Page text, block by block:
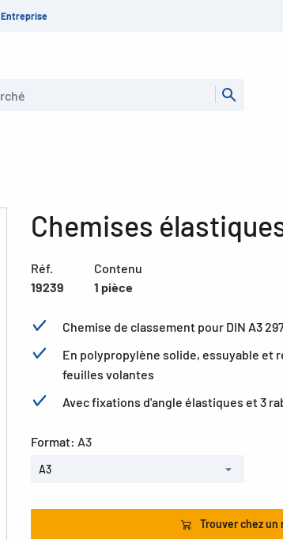
Entreprise
Chemises
Réf.
19239
Contenu
1 pièce
Chemise de classement pour DIN A3
En polypropylène solide, essuyable et
feuilles volantes
Avec fixations d'angle élastiques et 3
Format: A3
A3
Trouver chez un